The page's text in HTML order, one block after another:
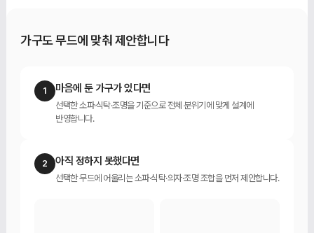
가구도 무드에 맞춰 제안합니다
1 마음에 둔 가구가 있다면
선택한 소파·식탁·조명을 기준으로 전체 분위기에 맞게 설계에
반영합니다.
2 아직 정하지 못했다면
선택한 무드에 어울리는 소파·식탁·의자·조명 조합을 먼저 제안합니다.